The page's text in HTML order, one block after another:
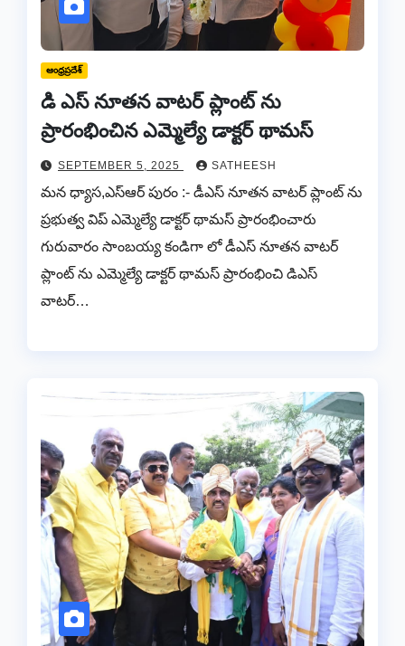
ఆంధ్రప్రదేశ్
డి ఎస్ నూతన వాటర్ ప్లాంట్ ను
ప్రారంభించిన ఎమ్మెల్యే డాక్టర్ థామస్
SEPTEMBER 5, 2025 SATHEESH
మన ధ్యాస,ఎస్ఆర్ పురం :- డీఎస్ నూతన వాటర్ ప్లాంట్ ను
ప్రభుత్వ విప్ ఎమ్మెల్యే డాక్టర్ థామస్ ప్రారంభించారు
గురువారం సాంబయ్య కండిగా లో డీఎస్ నూతన వాటర్
ప్లాంట్ ను ఎమ్మెల్యే డాక్టర్ థామస్ ప్రారంభించి డిఎస్
వాటర్…